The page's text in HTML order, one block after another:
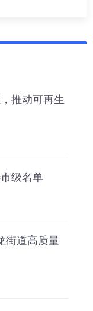
推动可再生
级名单
街道高质量